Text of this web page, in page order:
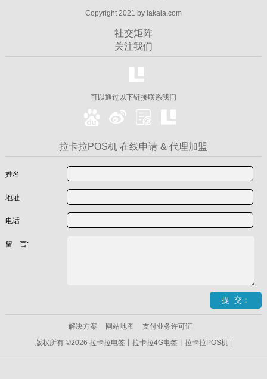
Copyright 2021 by lakala.com
社交矩阵
关注我们
可以通过以下链接联系我们
拉卡拉POS机 在线申请 & 代理加盟
姓名
地址
电话
留 言:
解决方案 网站地图
支付业务许可证
版权所有 ©2026 拉卡拉电签丨拉卡拉4G电签丨拉卡拉POS机 |